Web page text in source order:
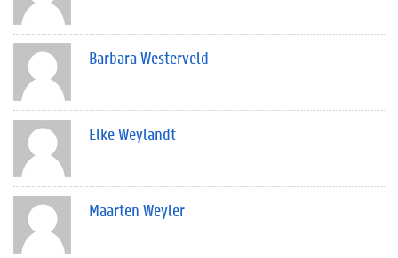
Barbara Westerveld
Elke Weylandt
Maarten Weyler